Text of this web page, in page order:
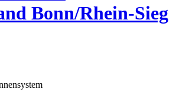
Bonn/Rhein-Sieg